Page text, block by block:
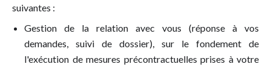
suivantes :
Gestion de la relation avec vous (réponse à vos
demandes, suivi de dossier), sur le fondement de
l'exécution de mesures précontractuelles prises à votre